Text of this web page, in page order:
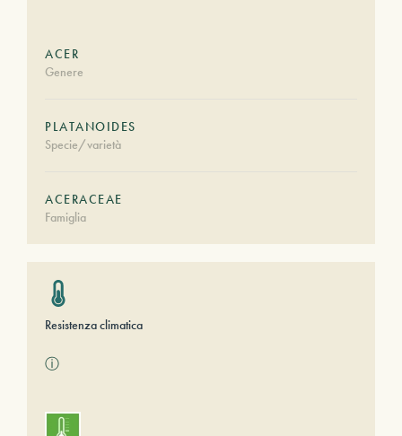
ACER
Genere
PLATANOIDES
Specie/varietà
ACERACEAE
Famiglia
Resistenza climatica
ⓘ